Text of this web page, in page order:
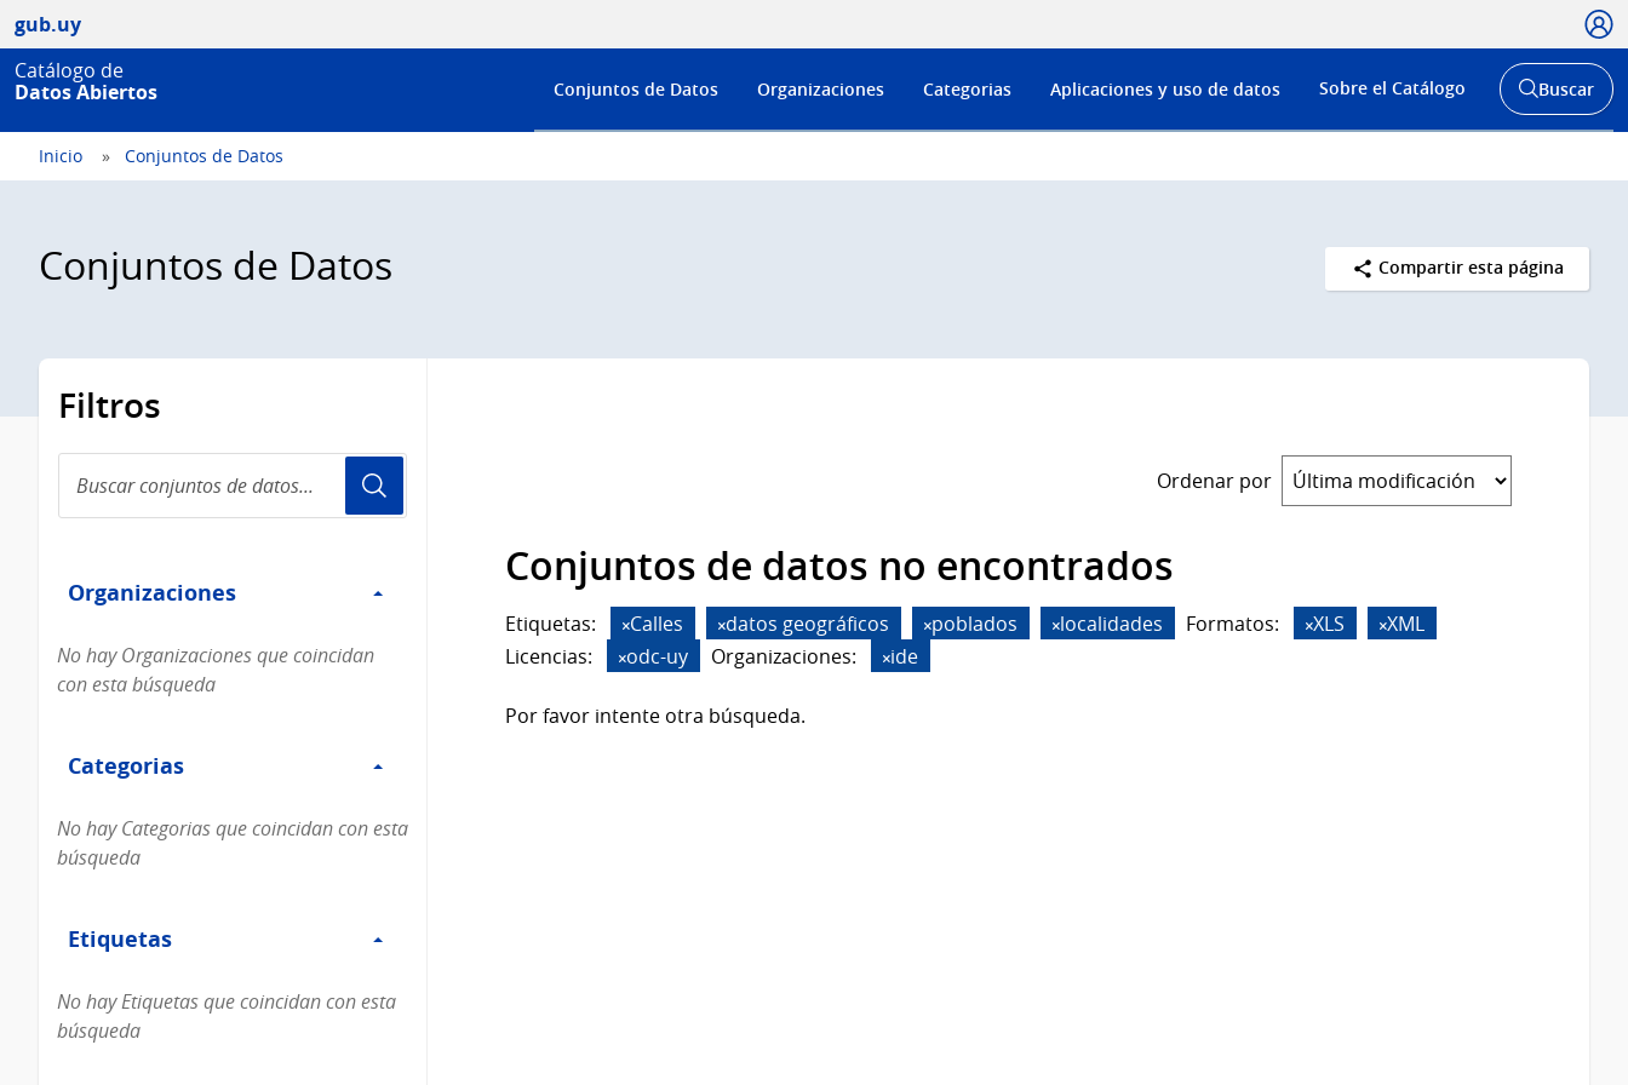
gub.uy
Catálogo de
Datos Abiertos
Menú
de
Conjuntos de Datos Organizaciones Categorias Aplicaciones y uso de datos Sobre el Catálogo
Abrir
buscador
Buscar
Inicio Conjuntos de Datos
Conjuntos de Datos Compartir esta página
Filtros
conjuntos
de
Organizaciones
Organizaciones
No hay Organizaciones que coincidan
con esta búsqueda
Categorias
Categorias
No hay Categorias que coincidan con esta
búsqueda
Etiquetas
Etiquetas
No hay Etiquetas que coincidan con esta
búsqueda
Ordenar por
Conjuntos de datos no encontrados
Etiquetas: Calles datos geográficos poblados localidades Formatos: XLS
XML
Licencias:
odc-uy Organizaciones: ide
Por favor intente otra búsqueda.